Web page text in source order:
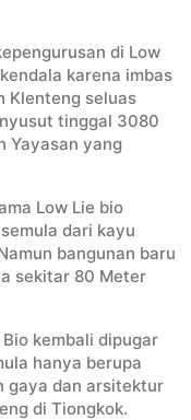
di Low
karena imbas
Klenteng seluas
tinggal 3080
Yayasan yang
Low Lie bio
dari kayu
bangunan baru
sekitar 80 Meter
kembali dipugar
hanya berupa
gaya dan arsitektur
di Tiongkok.